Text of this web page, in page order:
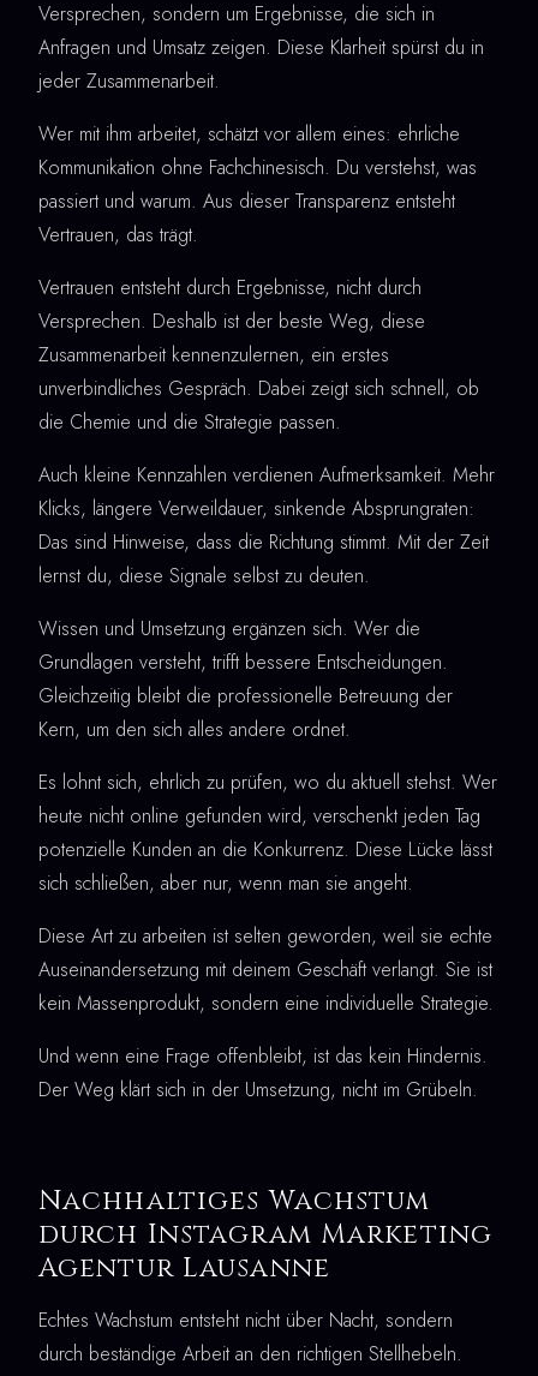
Versprechen, sondern um Ergebnisse, die sich in
Anfragen und Umsatz zeigen. Diese Klarheit spürst du in
jeder Zusammenarbeit.
Wer mit ihm arbeitet, schätzt vor allem eines: ehrliche
Kommunikation ohne Fachchinesisch. Du verstehst, was
passiert und warum. Aus dieser Transparenz entsteht
Vertrauen, das trägt.
Vertrauen entsteht durch Ergebnisse, nicht durch
Versprechen. Deshalb ist der beste Weg, diese
Zusammenarbeit kennenzulernen, ein erstes
unverbindliches Gespräch. Dabei zeigt sich schnell, ob
die Chemie und die Strategie passen.
Auch kleine Kennzahlen verdienen Aufmerksamkeit. Mehr
Klicks, längere Verweildauer, sinkende Absprungraten:
Das sind Hinweise, dass die Richtung stimmt. Mit der Zeit
lernst du, diese Signale selbst zu deuten.
Wissen und Umsetzung ergänzen sich. Wer die
Grundlagen versteht, trifft bessere Entscheidungen.
Gleichzeitig bleibt die professionelle Betreuung der
Kern, um den sich alles andere ordnet.
Es lohnt sich, ehrlich zu prüfen, wo du aktuell stehst. Wer
heute nicht online gefunden wird, verschenkt jeden Tag
potenzielle Kunden an die Konkurrenz. Diese Lücke lässt
sich schließen, aber nur, wenn man sie angeht.
Diese Art zu arbeiten ist selten geworden, weil sie echte
Auseinandersetzung mit deinem Geschäft verlangt. Sie ist
kein Massenprodukt, sondern eine individuelle Strategie.
Und wenn eine Frage offenbleibt, ist das kein Hindernis.
Der Weg klärt sich in der Umsetzung, nicht im Grübeln.
Nachhaltiges Wachstum
durch Instagram Marketing
Agentur Lausanne
Echtes Wachstum entsteht nicht über Nacht, sondern
durch beständige Arbeit an den richtigen Stellhebeln.